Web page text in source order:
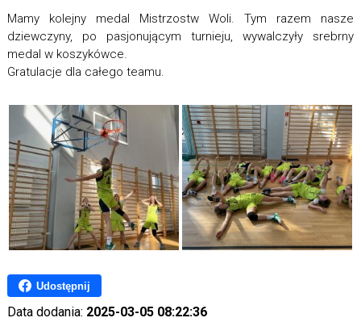
Mamy kolejny medal Mistrzostw Woli. Tym razem nasze
dziewczyny, po pasjonującym turnieju, wywalczyły srebrny
medal w koszykówce.
Gratulacje dla całego teamu.
Udostępnij
Data dodania: 2025-03-05 08:22:36